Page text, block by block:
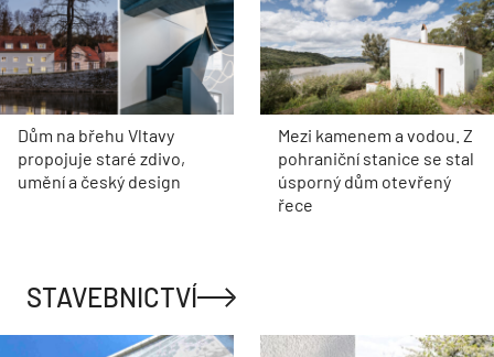
Dům na břehu Vltavy
propojuje staré zdivo,
umění a český design
Mezi kamenem a vodou. Z
pohraniční stanice se stal
úsporný dům otevřený
řece
STAVEBNICTVÍ